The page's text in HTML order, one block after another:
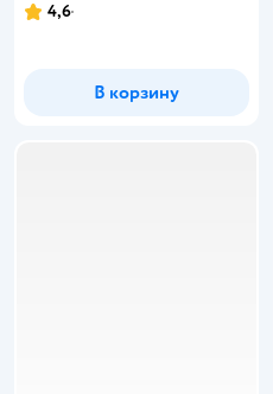
Рейтинг:
4,6
В корзину